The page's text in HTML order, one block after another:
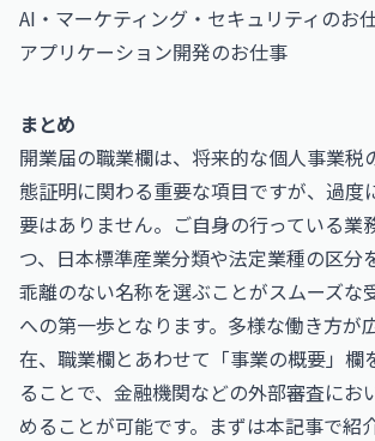
AI・マーケティング・セキュリティのお
アプリケーション開発のお仕事
まとめ
開業届の職業欄は、将来的な個人事業税
態証明に関わる重要な項目ですが、過度
要はありません。ご自身の行っている業
つ、日本標準産業分類や法定業種の区分
乖離のない名称を選ぶことがスムーズな
への第一歩となります。多様な働き方が
在、職業欄とあわせて「事業の概要」欄
ることで、金融機関などの外部審査にお
めることが可能です。まずは本記事で紹